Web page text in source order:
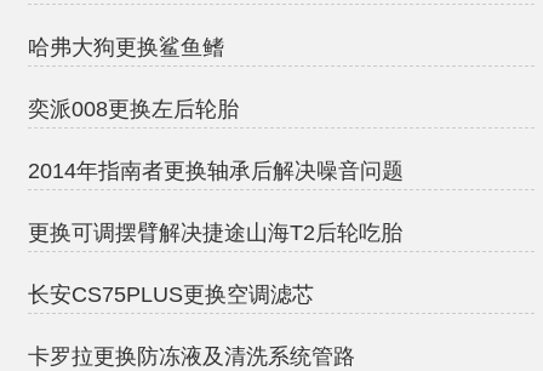
哈弗大狗更换鲨鱼鳍
奕派008更换左后轮胎
2014年指南者更换轴承后解决噪音问题
更换可调摆臂解决捷途山海T2后轮吃胎
长安CS75PLUS更换空调滤芯
卡罗拉更换防冻液及清洗系统管路